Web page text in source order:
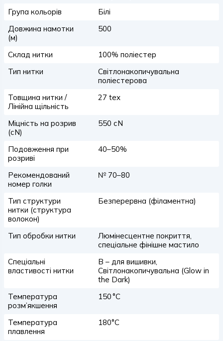
Група кольорів
Білі
Довжина намотки
(м)
500
Склад нитки
100% поліестер
Тип нитки
Світлонакопичувальна
поліестерова
Товщина нитки /
Лінійна щільність
27 tex
Міцність на розрив
(сN)
550 сN
Подовження при
розриві
40–50%
Рекомендований
номер голки
№ 70–80
Тип структури
нитки (структура
волокон)
Безперервна (філаментна)
Тип обробки нитки
Люмінесцентне покриття,
спеціальне фінішне мастило
Спеціальні
властивості нитки
B – для вишивки,
Світлонакопичувальна (Glow in
the Dark)
Температура
розм’якшення
150 °C
Температура
плавлення
180°C